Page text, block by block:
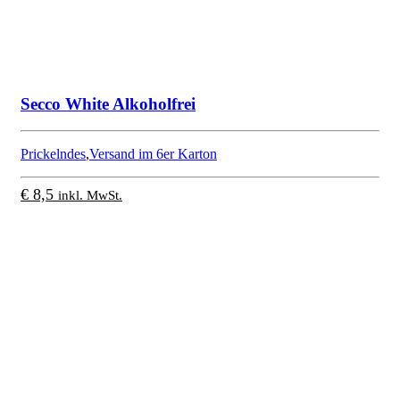
Secco White Alkoholfrei
Prickelndes,Versand im 6er Karton
€ 8,5 inkl. MwSt.